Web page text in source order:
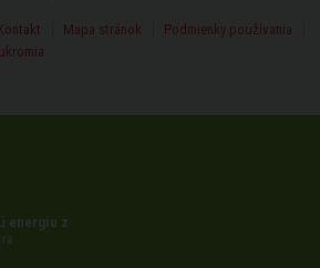
Mapa stránok
Podmienky používania
energiu z